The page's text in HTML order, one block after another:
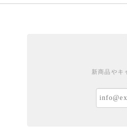
新商品やキ